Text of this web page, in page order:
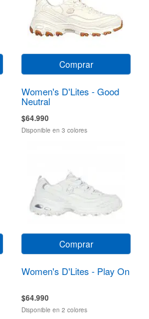
Comprar
Women's D'Lites - Good
Neutral
$64.990
Disponible en 3 colores
Comprar
Women's D'Lites - Play On
$64.990
Disponible en 2 colores